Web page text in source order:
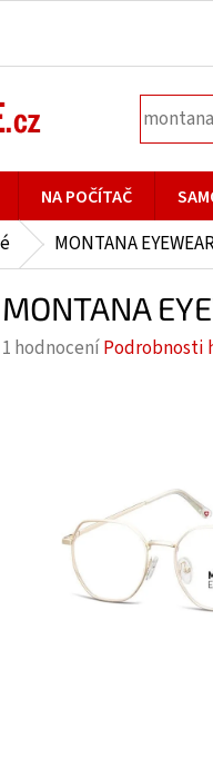
NA POČÍTAČ
MONTANA
MONTANA
Průměrné
hvězdiček.
1 hodnoceníPodrobnosti